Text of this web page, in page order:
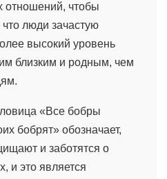
отношений, чтобы
что люди зачастую
высокий уровень
близким и родным, чем
«Все бобры
бобрят» обозначает,
и заботятся о
и это является